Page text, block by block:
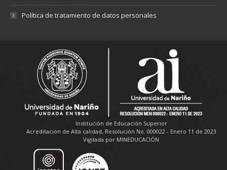
Política de tratamiento de datos personales
Institución de Educación Superior
Acreditación de Alta calidad, Resolución No. 000022 - Enero 11 de 2023
Vigilada por MINEDUCACIÓN